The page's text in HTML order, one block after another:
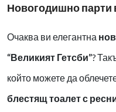
Новогодишно парти
Очаква ви елегантна
“Великият Гетсби”?
който можете да
блестящ тоалет с